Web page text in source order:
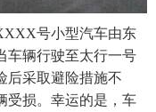
号小型汽车由东
车辆行驶至太行一号
后采取避险措施不
受损。幸运的是，车